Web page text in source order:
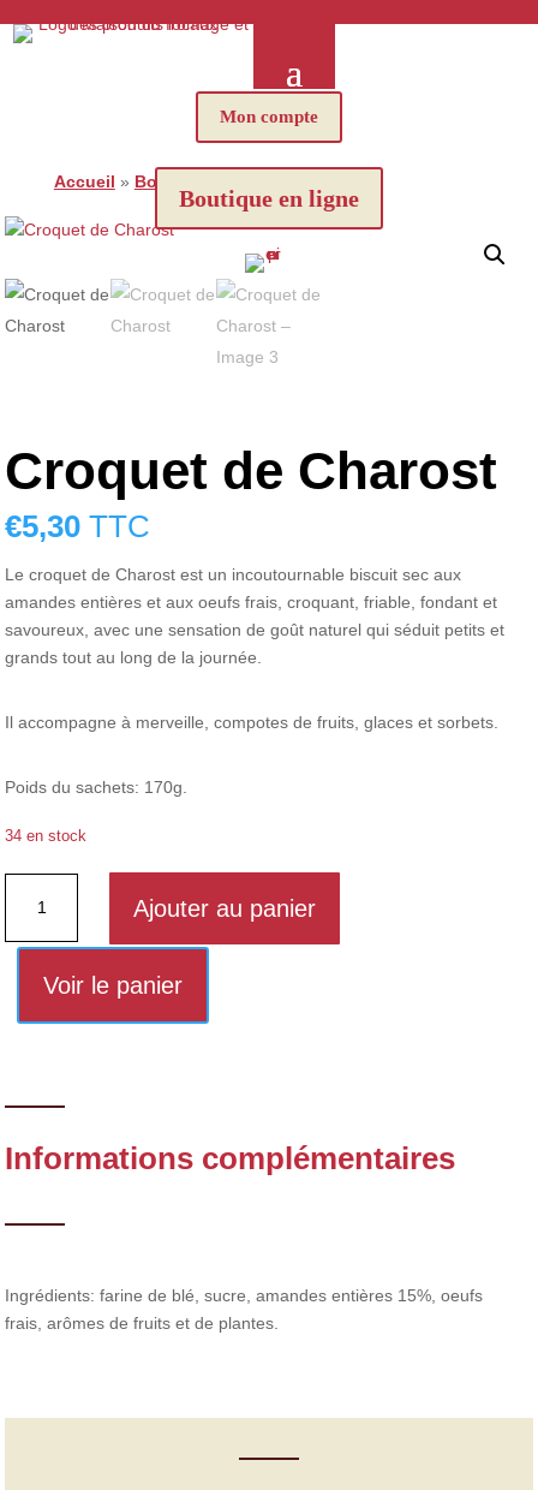
Mon compte
Boutique en ligne
Accueil » Boutique
Croquet de Charost
€5,30 TTC
Le croquet de Charost est un incoutournable biscuit sec aux
amandes entières et aux oeufs frais, croquant, friable, fondant et
savoureux, avec une sensation de goût naturel qui séduit petits et
grands tout au long de la journée.
Il accompagne à merveille, compotes de fruits, glaces et sorbets.
Poids du sachets: 170g.
34 en stock
Croquet
Charost
Ajouter au panier
Voir le panier
Informations complémentaires
Ingrédients: farine de blé, sucre, amandes entières 15%, oeufs
frais, arômes de fruits et de plantes.